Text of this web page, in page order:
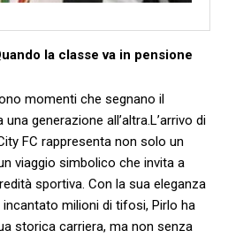
la classe ⁢va‍ in‌ pensione
momenti che segnano ⁤il‌
generazione all’altra.L’arrivo⁢ di‌
FC rappresenta non solo un⁤
‌viaggio ⁣simbolico che invita a​
sportiva.⁢ Con la sua eleganza
milioni⁤ di tifosi, Pirlo ha
storica carriera, ⁤ma‌ non senza⁢